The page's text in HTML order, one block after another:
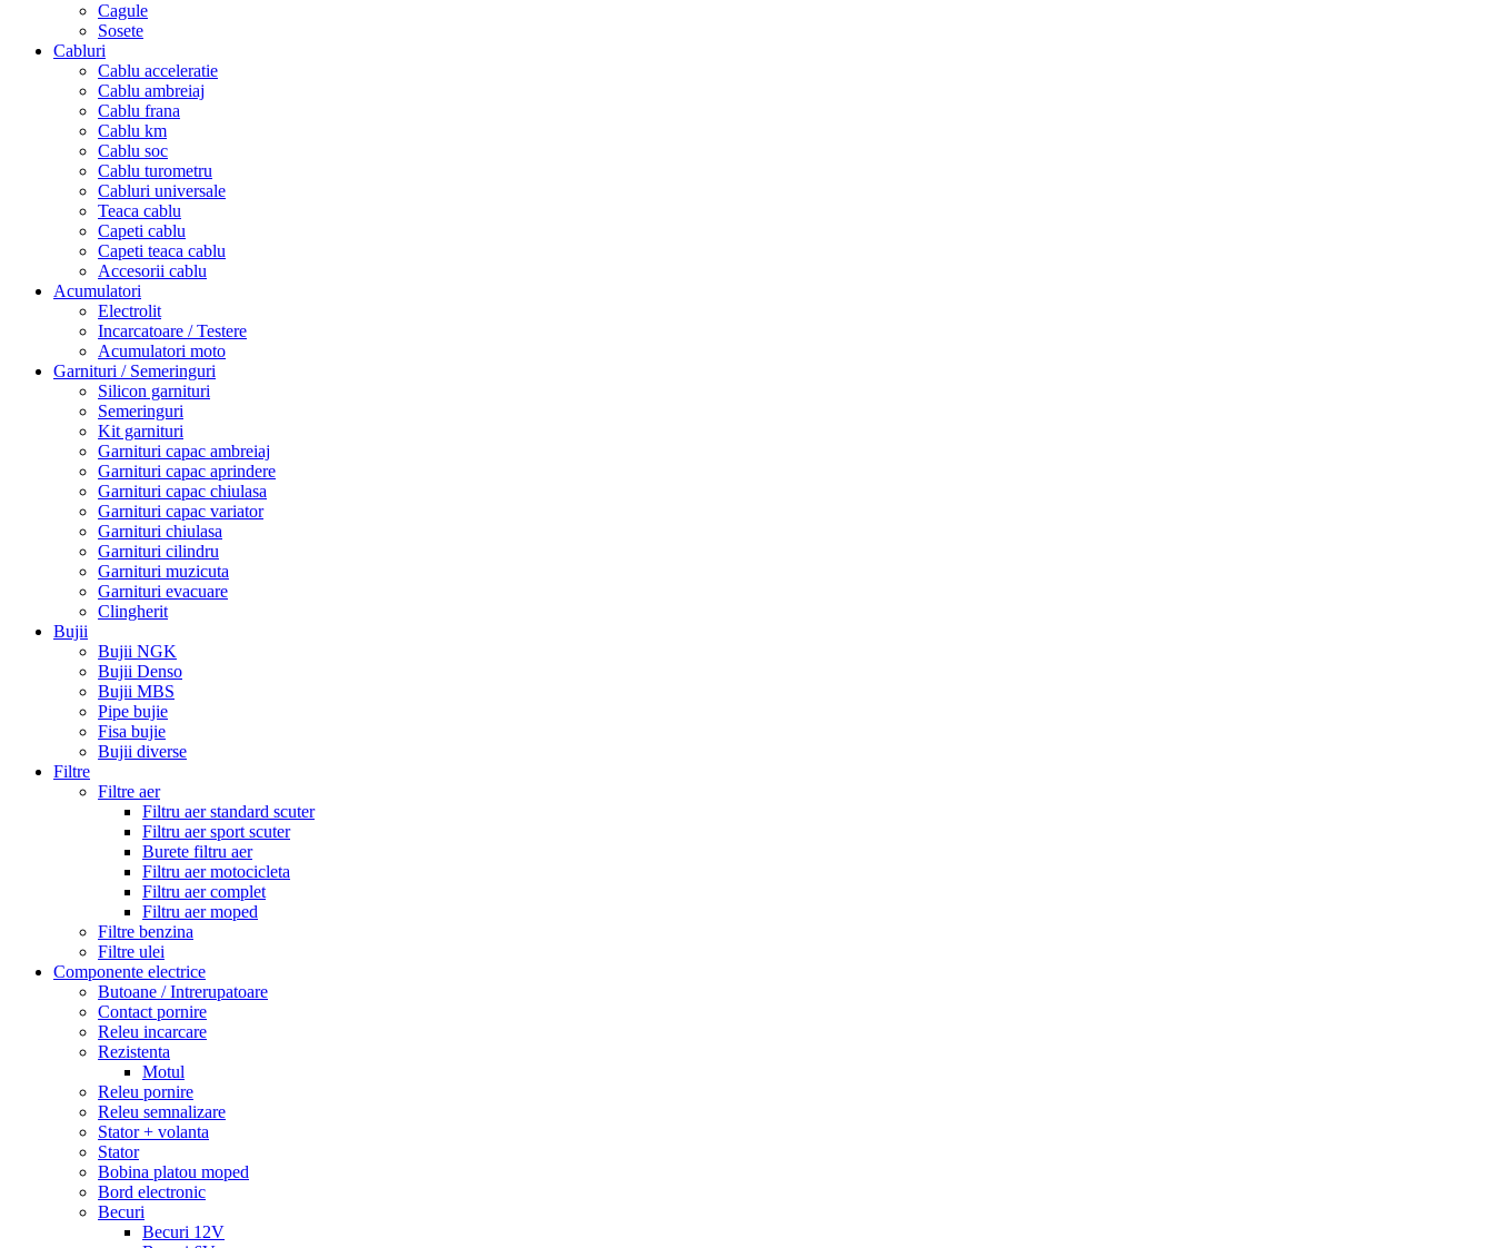
Cagule
Sosete
Cabluri
Cablu acceleratie
Cablu ambreiaj
Cablu frana
Cablu km
Cablu soc
Cablu turometru
Cabluri universale
Teaca cablu
Capeti cablu
Capeti teaca cablu
Accesorii cablu
Acumulatori
Electrolit
Incarcatoare / Testere
Acumulatori moto
Garnituri / Semeringuri
Silicon garnituri
Semeringuri
Kit garnituri
Garnituri capac ambreiaj
Garnituri capac aprindere
Garnituri capac chiulasa
Garnituri capac variator
Garnituri chiulasa
Garnituri cilindru
Garnituri muzicuta
Garnituri evacuare
Clingherit
Bujii
Bujii NGK
Bujii Denso
Bujii MBS
Pipe bujie
Fisa bujie
Bujii diverse
Filtre
Filtre aer
Filtru aer standard scuter
Filtru aer sport scuter
Burete filtru aer
Filtru aer motocicleta
Filtru aer complet
Filtru aer moped
Filtre benzina
Filtre ulei
Componente electrice
Butoane / Intrerupatoare
Contact pornire
Releu incarcare
Rezistenta
Motul
Releu pornire
Releu semnalizare
Stator + volanta
Stator
Bobina platou moped
Bord electronic
Becuri
Becuri 12V